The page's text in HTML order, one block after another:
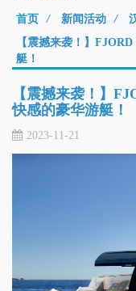
首页 / 新闻活动 /
【震撼来袭！】
艇！
【震撼来袭！】
快感的豪华游艇！
2023-11-21